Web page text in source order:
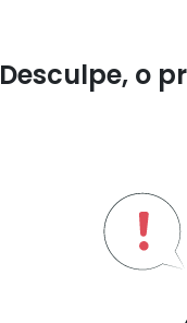
Desculpe, o